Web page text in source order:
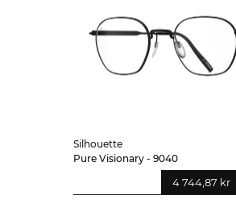
Silhouette
Pure Visionary - 9040
4 744,87 kr